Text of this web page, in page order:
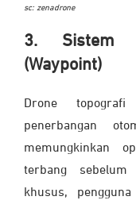
sc: zenadrone
3. Sistem
(Waypoint)
Drone
penerbangan
memungkinkan
terbang
khusus,